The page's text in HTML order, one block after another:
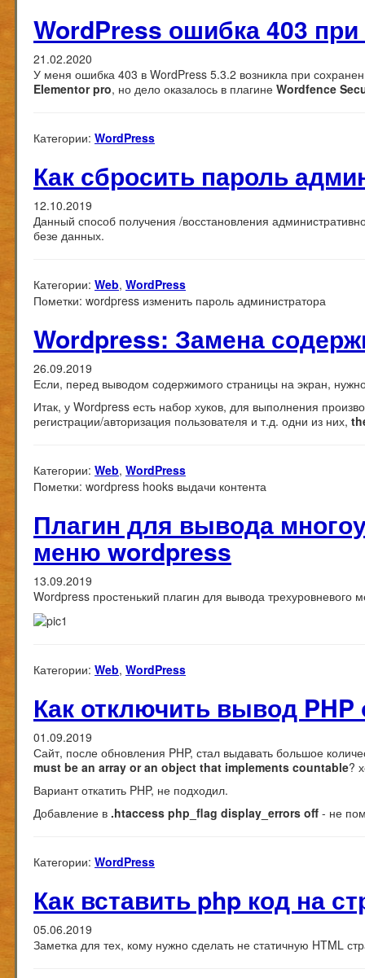
WordPress ошибка 403
21.02.2020
У меня ошибка 403 в WordPress 5.3.2 возникла при
Elementor pro, но дело оказалось в плагине Wordfence
Категории: WordPress
Как сбросить пароль
12.10.2019
Данный способ получения /восстановления
безе данных.
Категории: Web, WordPress
Пометки: wordpress изменить пароль администратора
Wordpress: Замена
26.09.2019
Если, перед выводом содержимого страницы на экран,
Итак, у Wordpress есть набор хуков, для выполнения
регистрации/авторизация пользователя и т.д. одни из них,
Категории: Web, WordPress
Пометки: wordpress hooks выдачи контента
Плагин для вывода
меню wordpress
13.09.2019
Wordpress простенький плагин для вывода трехуровневого
Категории: Web, WordPress
Как отключить вывод
01.09.2019
Сайт, после обновления PHP, стал выдавать большое
must be an array or an object that implements countable?
Вариант откатить PHP, не подходил.
Добавление в .htaccess php_flag display_errors off - не
Категории: WordPress
Как вставить php код на
05.06.2019
Заметка для тех, кому нужно сделать не статичную HTML